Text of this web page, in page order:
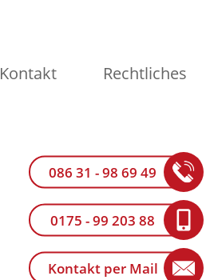
Kontakt Rechtliches
086 31 - 98 69 49
0175 - 99 203 88
Kontakt per Mail